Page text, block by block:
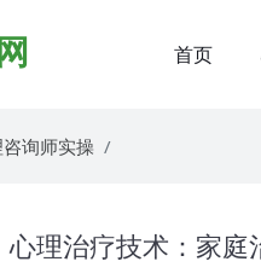
首页
询师实操
心理治疗技术：家庭